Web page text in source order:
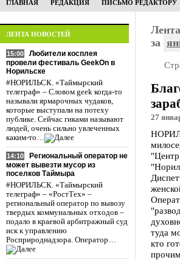
ГЛАВНАЯ РЕДАКЦИЯ ПИСЬМО РЕДАКТОРУ
ЛЕНТА НОВОСТЕЙ
15:00
Любители косплея
провели фестиваль GeekOn в
Норильске
#НОРИЛЬСК. «Таймырский
телеграф» – Словом geek когда-то
называли ярмарочных чудаков,
которые выступали на потеху
публике. Сейчас гиками называют
людей, очень сильно увлеченных
каким-то…
14:10
Региональный оператор не
может вывезти мусор из
поселков Таймыра
#НОРИЛЬСК. «Таймырский
телеграф» – «РостТех» –
региональный оператор по вывозу
твердых коммунальных отходов –
подало в краевой арбитражный суд
иск к управлению
Росприроднадзора. Оператор…
за
27
туда
кто